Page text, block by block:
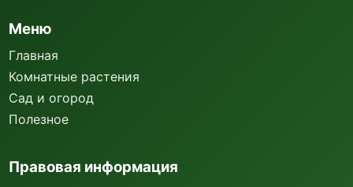
Меню
Главная
Комнатные растения
Сад и огород
Полезное
Правовая информация